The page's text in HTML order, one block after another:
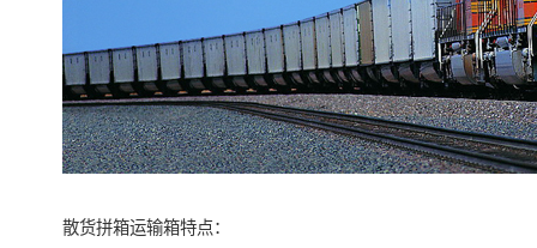
散货拼箱运输箱特点：